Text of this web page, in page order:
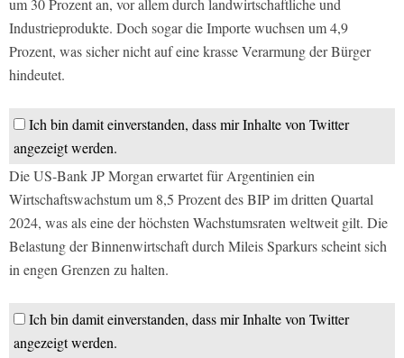
um 30 Prozent an, vor allem durch landwirtschaftliche und
Industrieprodukte. Doch sogar die Importe wuchsen um 4,9
Prozent, was sicher nicht auf eine krasse Verarmung der Bürger
hindeutet.
Ich bin damit einverstanden, dass mir Inhalte von Twitter
angezeigt werden.
Die US-Bank JP Morgan erwartet für Argentinien ein
Wirtschaftswachstum um 8,5 Prozent des BIP im dritten Quartal
2024, was als eine der höchsten Wachstumsraten weltweit gilt. Die
Belastung der Binnenwirtschaft durch Mileis Sparkurs scheint sich
in engen Grenzen zu halten.
Ich bin damit einverstanden, dass mir Inhalte von Twitter
angezeigt werden.